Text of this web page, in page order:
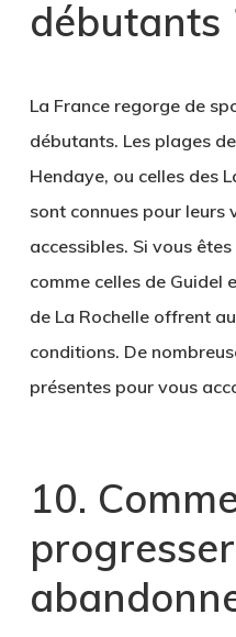
débutants
La France regorge de
débutants. Les plages
Hendaye, ou celles des
sont connues pour leurs
accessibles. Si vous
comme celles de Guidel
de La Rochelle offrent
conditions. De
présentes pour vous
10.